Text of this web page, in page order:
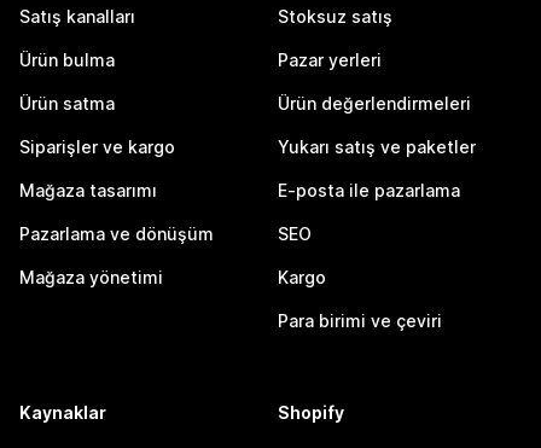
Satış kanalları
Ürün bulma
Ürün satma
Siparişler ve kargo
Mağaza tasarımı
Pazarlama ve dönüşüm
Mağaza yönetimi
Stoksuz satış
Pazar yerleri
Ürün değerlendirmeleri
Yukarı satış ve paketler
E-posta ile pazarlama
SEO
Kargo
Para birimi ve çeviri
Kaynaklar Shopify